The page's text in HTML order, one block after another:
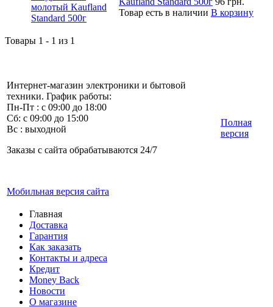
Товар есть в наличии В корзину
Товары 1 - 1 из 1
Интернет-магазин электроники и бытовой
техники. График работы:
Пн-Пт : с 09:00 до 18:00
Сб: с 09:00 до 15:00
Вс : выходной
Заказы с сайта обрабатываются 24/7
Мобильная версия сайта
Полная
версия
Главная
Доставка
Гарантия
Как заказать
Контакты и адреса
Кредит
Money Back
Новости
О магазине